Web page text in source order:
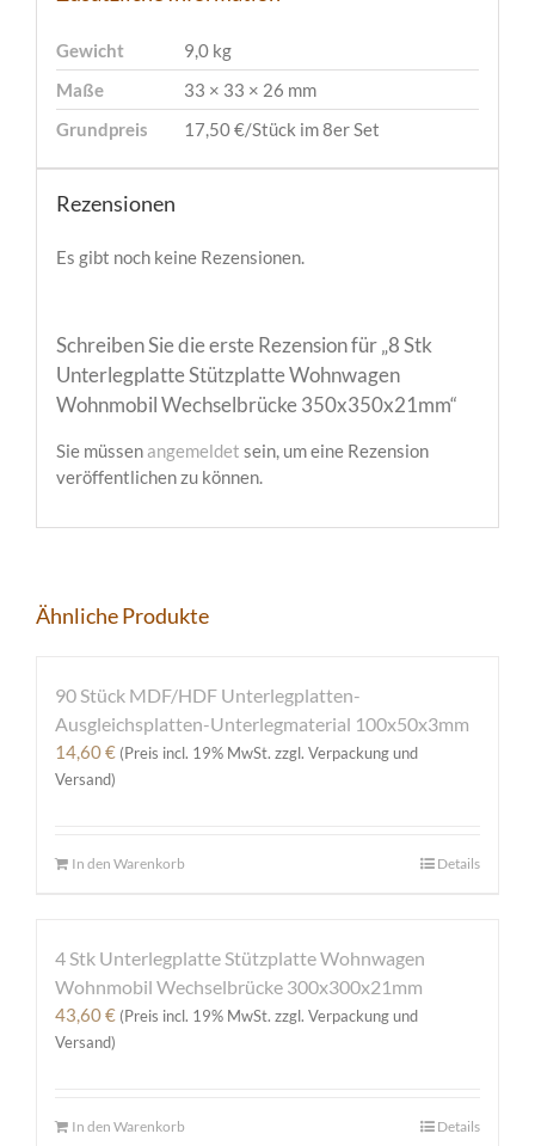
Gewicht
9,0 kg
Maße
33 × 33 × 26 mm
Grundpreis
17,50 €/Stück im 8er Set
Rezensionen
Es gibt noch keine Rezensionen.
Schreiben Sie die erste Rezension für „8 Stk
Unterlegplatte Stützplatte Wohnwagen
Wohnmobil Wechselbrücke 350x350x21mm“
Sie müssen angemeldet sein, um eine Rezension
veröffentlichen zu können.
Ähnliche Produkte
90 Stück MDF/HDF Unterlegplatten-
Ausgleichsplatten-Unterlegmaterial 100x50x3mm
14,60€ (Preis incl. 19% MwSt. zzgl. Verpackung und
Versand)
In den Warenkorb Details
4 Stk Unterlegplatte Stützplatte Wohnwagen
Wohnmobil Wechselbrücke 300x300x21mm
43,60€ (Preis incl. 19% MwSt. zzgl. Verpackung und
Versand)
In den Warenkorb Details